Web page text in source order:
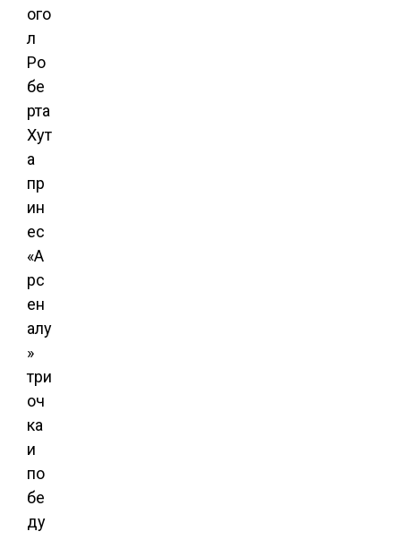
ого
л
Ро
бе
рта
Хут
а
пр
ин
ес
«А
рс
ен
алу
»
три
оч
ка
и
по
бе
ду